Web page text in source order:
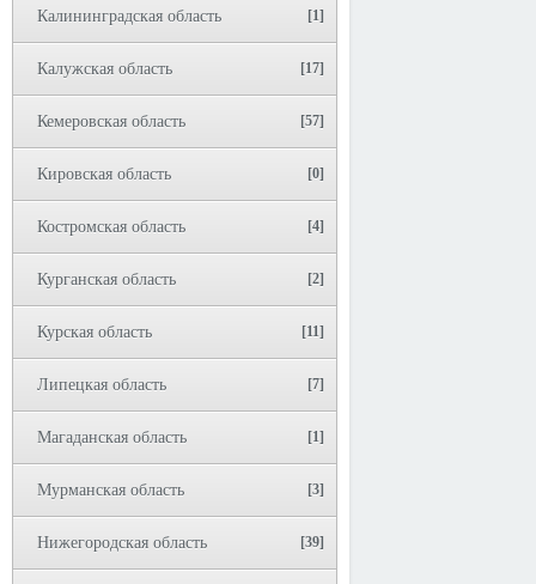
Калининградская область [1]
Калужская область [17]
Кемеровская область [57]
Кировская область [0]
Костромская область [4]
Курганская область [2]
Курская область [11]
Липецкая область [7]
Магаданская область [1]
Мурманская область [3]
Нижегородская область [39]